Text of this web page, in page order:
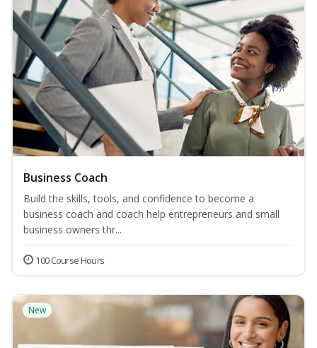
Business Coach
Build the skills, tools, and confidence to become a
business coach and coach help entrepreneurs and small
business owners thr...
100 Course Hours
New